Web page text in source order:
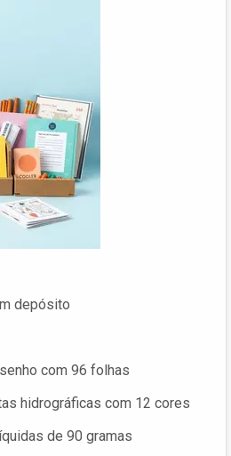
depósito
com 96 folhas
hidrográficas com 12 cores
de 90 gramas